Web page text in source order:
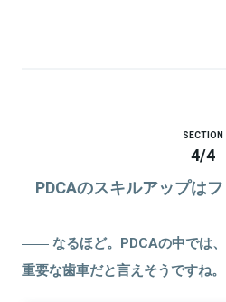
SECTION
4/4
PDCAのスキルアップは
なるほど。PDCAの中では、
重要な歯車だと言えそうですね。